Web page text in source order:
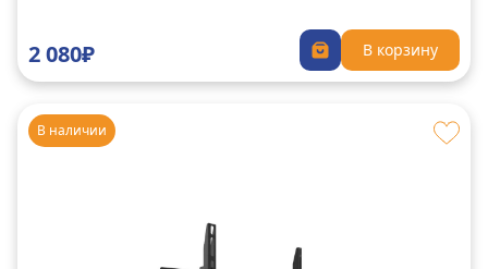
2 080₽ В корзину
В наличии